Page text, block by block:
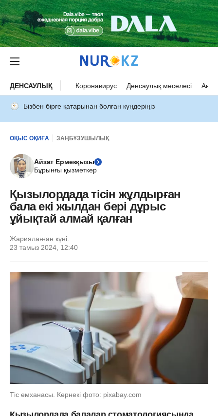
ДЕНСАУЛЫҚ Коронавирус Денсаулық мәселесі Ана
Бізбен бірге қатарынан болған күндеріңіз
ОҚЫС ОҚИҒА ЗАҢБҰЗУШЫЛЫҚ
Айзат Ермекқызы
Бұрынғы қызметкер
Қызылордада тісін жұлдырған
бала екі жылдан бері дұрыс
ұйықтай алмай қалған
Жарияланған күні:
23 тамыз 2024, 12:40
Тіс емханасы. Көрнекі фото: pixabay.com